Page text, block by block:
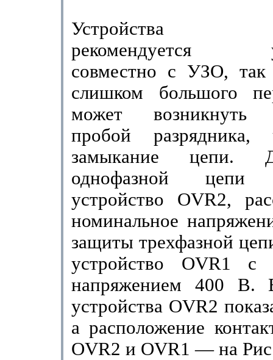
рекомендуется
совместно с УЗО, так
слишком большого
может возникнуть
пробой разрядника,
замыка­ние цепи.
однофазной цепи
устройство OVR2,
номинальное
защи­ты трехфазной
устройство OVR1 с
напряжением 400 В.
устройства OVR2
а расположение
OVR2 и OVR1 — на